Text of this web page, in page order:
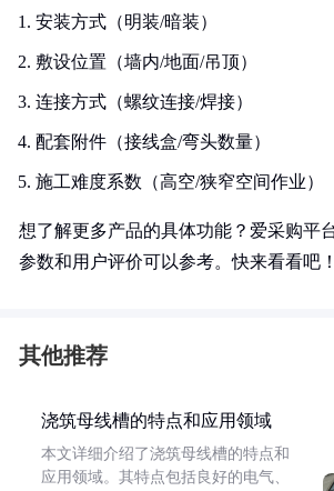
安装方式（明装/暗装）
敷设位置（墙内/地面/吊顶）
连接方式（螺纹连接/焊接）
配套附件（接线盒/弯头数量）
施工难度系数（高空/狭窄空间作业）
想了解更多产品的具体功能？爱采购平
参数和用户评价可以参考。快来看看吧！
其他推荐
浇筑母线槽的特点和应用领域
本文详细介绍了浇筑母线槽的特点和
应用领域。其特点包括良好的电气、